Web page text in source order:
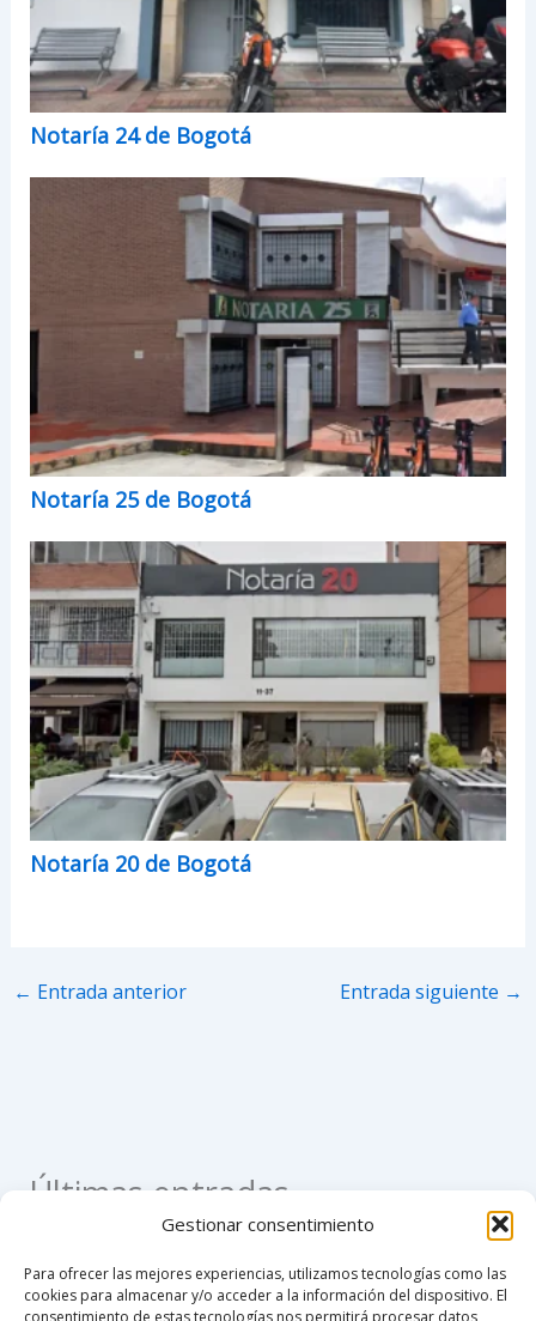
Gestionar consentimiento
Para ofrecer las mejores experiencias, utilizamos tecnologías como las
cookies para almacenar y/o acceder a la información del dispositivo. El
consentimiento de estas tecnologías nos permitirá procesar datos
Notaría 24 de Bogotá
Notaría 25 de Bogotá
Notaría 20 de Bogotá
← Entrada anterior Entrada siguiente →
Últimas entradas
Como apostillar un registro civil de nacimiento en
Colombia